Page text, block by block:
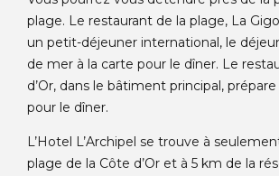
plage. Le restaurant de la plage, La
un petit-déjeuner international, le
de mer à la carte pour le dîner. Le
d’Or, dans le bâtiment principal,
pour le dîner.
L’Hotel L’Archipel se trouve à
plage de la Côte d’Or et à 5 km de la